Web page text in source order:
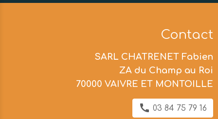
Contact
SARL CHATRENET Fabien
ZA du Champ au Roi
70000 VAIVRE ET MONTOILLE
03 84 75 79 16